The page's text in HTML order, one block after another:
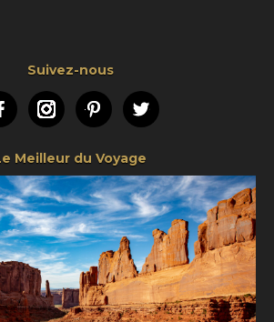
Suivez-nous
FacebookInstagramPinterestTwitter
Meilleur du Voyage